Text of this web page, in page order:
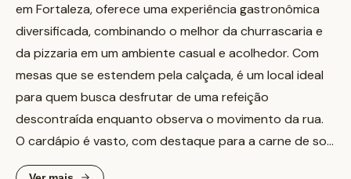
em Fortaleza, oferece uma experiência gastronômica
diversificada, combinando o melhor da churrascaria e
da pizzaria em um ambiente casual e acolhedor. Com
mesas que se estendem pela calçada, é um local ideal
para quem busca desfrutar de uma refeição
descontraída enquanto observa o movimento da rua.
O cardápio é vasto, com destaque para a carne de sol
e o tamboril, além de uma variedade de pizzas e